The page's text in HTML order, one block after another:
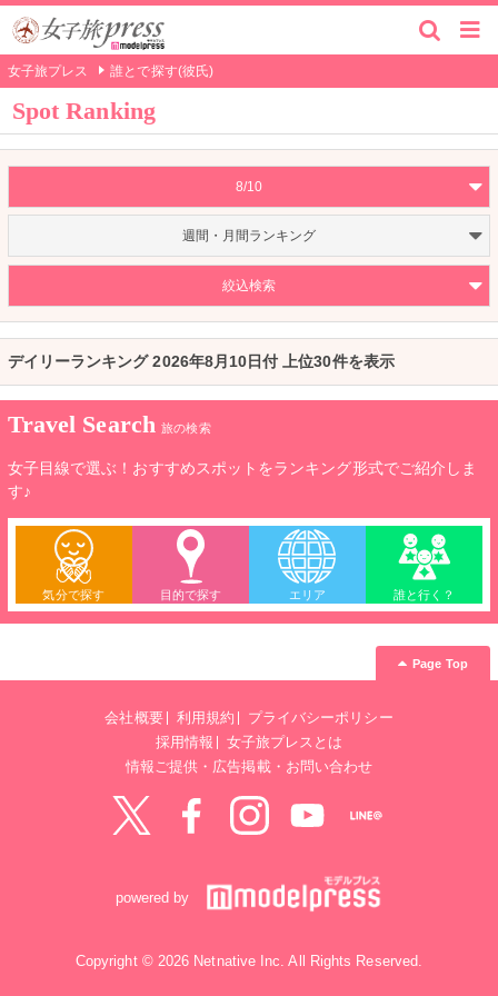
女子旅プレス 誰とで探す(彼氏)
Spot Ranking
8/10
週間・月間ランキング
絞込検索
デイリーランキング 2026年8月10日付 上位30件を表示
Travel Search 旅の検索
女子目線で選ぶ！おすすめスポットをランキング形式でご紹介しま
す♪
気分で探す 目的で探す エリア 誰と行く？
Page Top
会社概要 利用規約
プライバシーポリシー
採用情報
女子旅プレスとは
情報ご提供・広告掲載・お問い合わせ
powered by
Copyright © 2026 Netnative Inc. All Rights Reserved.